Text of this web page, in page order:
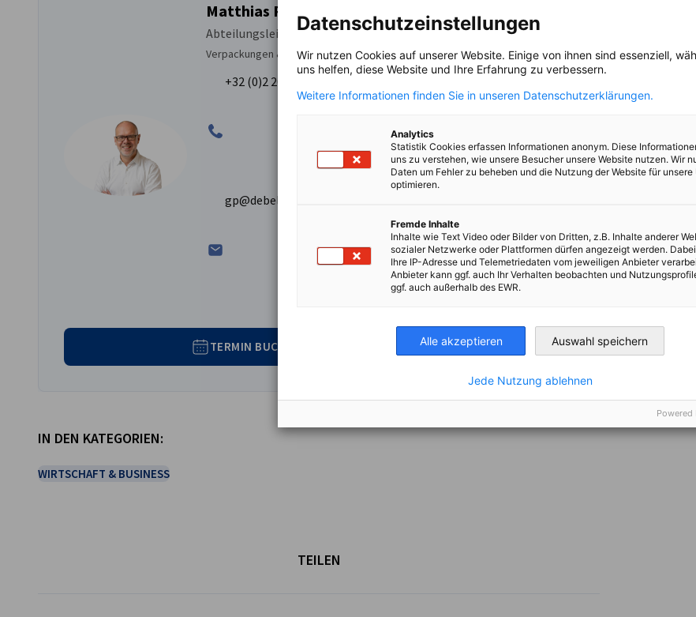
Matthias Popp
Abteilungsleiter
Verpackungen & WEEE
+32 (0)2 204 01 89
gp@debelux.org
TERMIN BUCHEN
IN DEN KATEGORIEN:
WIRTSCHAFT & BUSINESS
TEILEN
Datenschutzeinstellungen
Wir nutzen Cookies auf unserer Website. Einige von ihnen sind essenziell,
uns helfen, diese Website und Ihre Erfahrung zu verbessern.
Weitere Informationen finden Sie in unseren Datenschutzerklärungen.
Analytics
Statistik Cookies erfassen Informationen anonym. Diese
uns zu verstehen, wie unsere Besucher unsere Website nutzen. Wir
Daten um Fehler zu beheben und die Nutzung der Website für unsere
optimieren.
Fremde Inhalte
Inhalte wie Text Video oder Bilder von Dritten, z.B. Inhalte anderer
sozialer Netzwerke oder Plattformen dürfen angezeigt werden.
Ihre IP-Adresse und Telemetriedaten vom jeweiligen Anbieter
Anbieter kann ggf. auch Ihr Verhalten beobachten und
ggf. auch außerhalb des EWR.
Alle akzeptieren Auswahl speichern
Jede Nutzung ablehnen
Powered